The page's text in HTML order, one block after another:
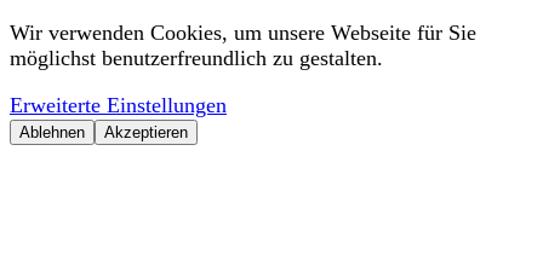
Wir verwenden Cookies, um unsere Webseite für Sie
möglichst benutzerfreundlich zu gestalten.
Erweiterte Einstellungen
Ablehnen Akzeptieren